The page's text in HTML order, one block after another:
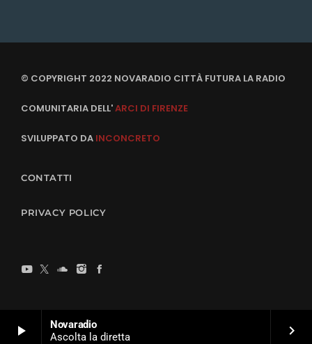
play_arrow
Novaradio
Ascolta la diretta
keyboard_arrow_right
© COPYRIGHT 2022 NOVARADIO CITTÀ FUTURA LA RADIO
COMUNITARIA DELL'ARCI DI FIRENZE
SVILUPPATO DA INCONCRETO
CONTATTI
PRIVACY POLICY